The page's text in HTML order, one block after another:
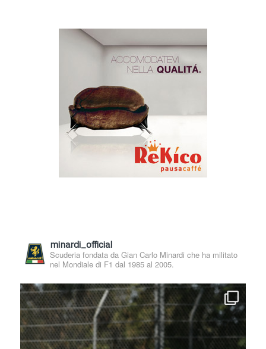
minardi_official
Scuderia fondata da Gian Carlo Minardi che ha militato
nel Mondiale di F1 dal 1985 al 2005.